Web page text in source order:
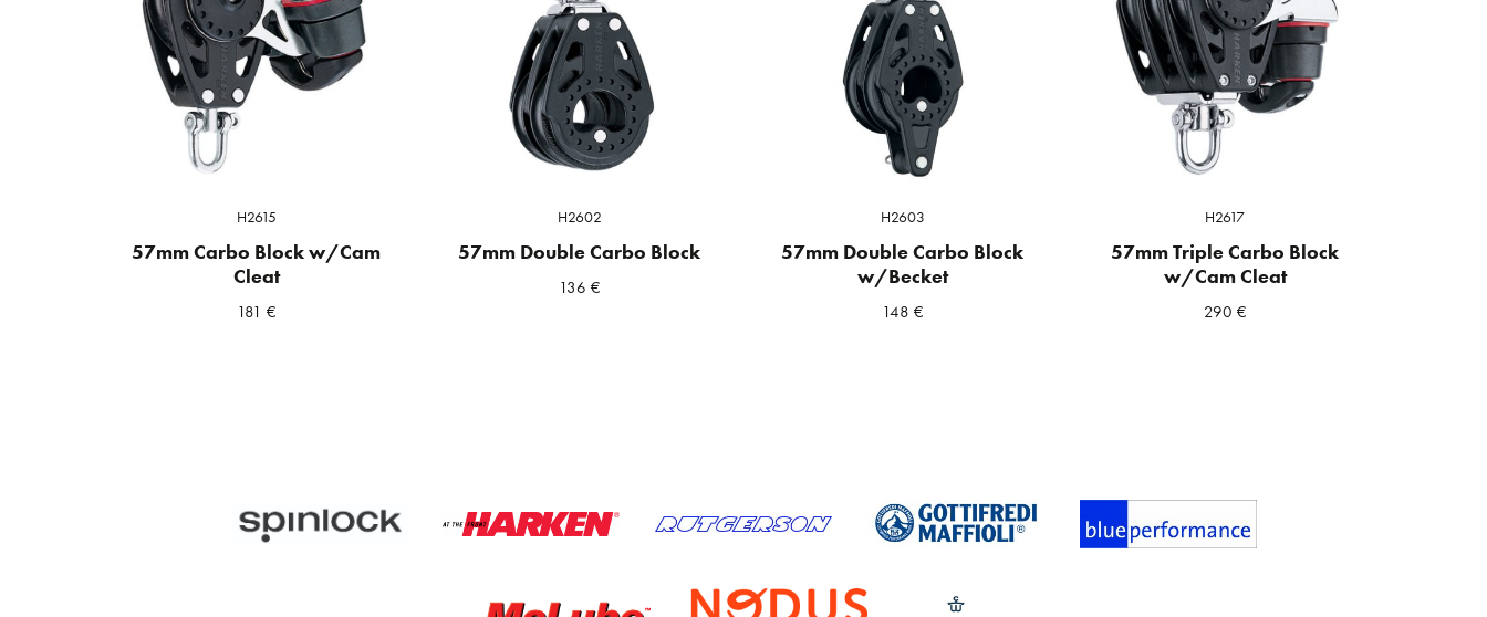
H2615
57mm Carbo Block w/Cam
Cleat
181 €
H2602
57mm Double Carbo Block
136 €
H2603
57mm Double Carbo Block
w/Becket
148 €
H2617
57mm Triple Carbo Block
w/Cam Cleat
290 €